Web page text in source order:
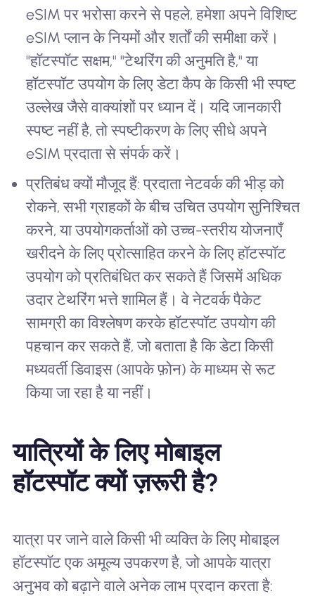
eSIM पर भरोसा करने से पहले, हमेशा अपने विशिष्ट
eSIM प्लान के नियमों और शर्तों की समीक्षा करें।
"हॉटस्पॉट सक्षम," "टेथरिंग की अनुमति है," या
हॉटस्पॉट उपयोग के लिए डेटा कैप के किसी भी स्पष्ट
उल्लेख जैसे वाक्यांशों पर ध्यान दें। यदि जानकारी
स्पष्ट नहीं है, तो स्पष्टीकरण के लिए सीधे अपने
eSIM प्रदाता से संपर्क करें।
प्रतिबंध क्यों मौजूद हैं: प्रदाता नेटवर्क की भीड़ को
रोकने, सभी ग्राहकों के बीच उचित उपयोग सुनिश्चित
करने, या उपयोगकर्ताओं को उच्च-स्तरीय योजनाएँ
खरीदने के लिए प्रोत्साहित करने के लिए हॉटस्पॉट
उपयोग को प्रतिबंधित कर सकते हैं जिसमें अधिक
उदार टेथरिंग भत्ते शामिल हैं। वे नेटवर्क पैकेट
सामग्री का विश्लेषण करके हॉटस्पॉट उपयोग की
पहचान कर सकते हैं, जो बताता है कि डेटा किसी
मध्यवर्ती डिवाइस (आपके फ़ोन) के माध्यम से रूट
किया जा रहा है या नहीं।
यात्रियों के लिए मोबाइल
हॉटस्पॉट क्यों ज़रूरी है?
यात्रा पर जाने वाले किसी भी व्यक्ति के लिए मोबाइल
हॉटस्पॉट एक अमूल्य उपकरण है, जो आपके यात्रा
अनुभव को बढ़ाने वाले अनेक लाभ प्रदान करता है: